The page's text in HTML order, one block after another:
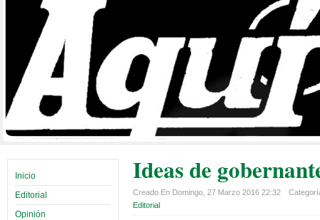
Inicio
Editorial
Opinión
Ideas de
Creado En Domingo, 27 Marzo 2016 22:32
Editorial